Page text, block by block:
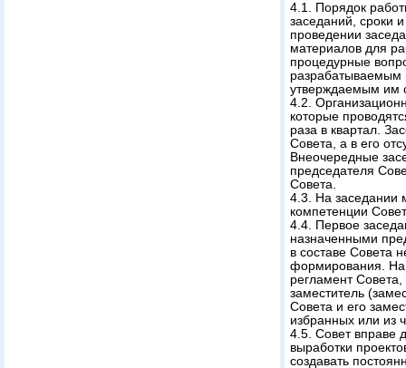
4.1. Порядок
заседаний, сроки
проведении
материалов для
процедурные
разрабатываемым
утверждаемым им
4.2.
которые
раза в квартал.
Совета, а в его
Внеочередные
председателя
Совета.
4.3. На заседании
компетенции
4.4. Первое
назначенными
в составе Совета
формирования. На
регламент
заместитель
Совета и его
избранных или из
4.5. Совет вправе
вы­работки
создавать